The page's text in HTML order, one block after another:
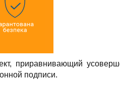
приравнивающий
подписи.